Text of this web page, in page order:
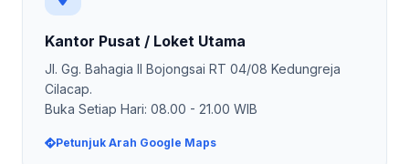
Kantor Pusat / Loket Utama
Jl. Gg. Bahagia II Bojongsai RT 04/08 Kedungreja
Cilacap.
Buka Setiap Hari: 08.00 - 21.00 WIB
Petunjuk Arah Google Maps